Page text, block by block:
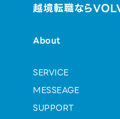
越境転職なら
About
SERVICE
MESSEAGE
SUPPORT